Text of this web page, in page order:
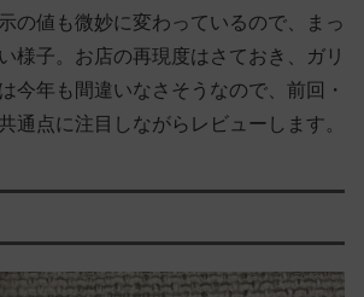
の値も微妙に変わっているので、まっ
様子。お店の再現度はさておき、ガリ
今年も間違いなさそうなので、前回・
通点に注目しながらレビューします。